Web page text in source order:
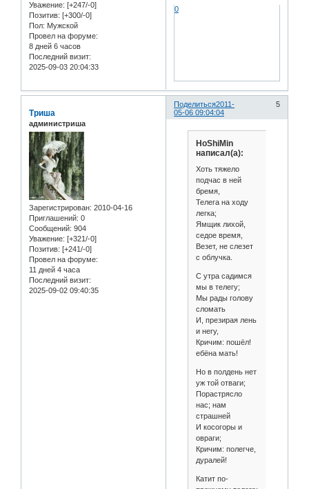
Уважение: [+247/-0]
Позитив: [+300/-0]
Пол: Мужской
Провел на форуме:
8 дней 6 часов
Последний визит:
2025-09-03 20:04:33
0
Поделиться 5
2011-
05-06 09:04:04
Триша
администриша
Зарегистрирован: 2010-04-16
Приглашений: 0
Сообщений: 904
Уважение: [+321/-0]
Позитив: [+241/-0]
Провел на форуме:
11 дней 4 часа
Последний визит:
2025-09-02 09:40:35
HoShiMin
написал(а):
Хоть тяжело
подчас в ней
бремя,
Телега на ходу
легка;
Ямщик лихой,
седое время,
Везет, не слезет
с облучка.
С утра садимся
мы в телегу;
Мы рады голову
сломать
И, презирая лень
и негу,
Кричим: пошёл!
ебёна мать!
Но в полдень нет
уж той отваги;
Порастрясло
нас; нам
страшней
И косогоры и
овраги;
Кричим: полегче,
дуралей!
Катит по-